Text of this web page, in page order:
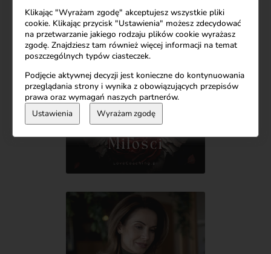
Klikając "Wyrażam zgodę" akceptujesz wszystkie pliki
cookie. Klikając przycisk "Ustawienia" możesz zdecydować
na przetwarzanie jakiego rodzaju plików cookie wyrażasz
zgodę. Znajdziesz tam również więcej informacji na temat
poszczególnych typów ciasteczek.
Podjęcie aktywnej decyzji jest konieczne do kontynuowania
przeglądania strony i wynika z obowiązujących przepisów
prawa oraz wymagań naszych partnerów.
Ustawienia Wyrażam zgodę